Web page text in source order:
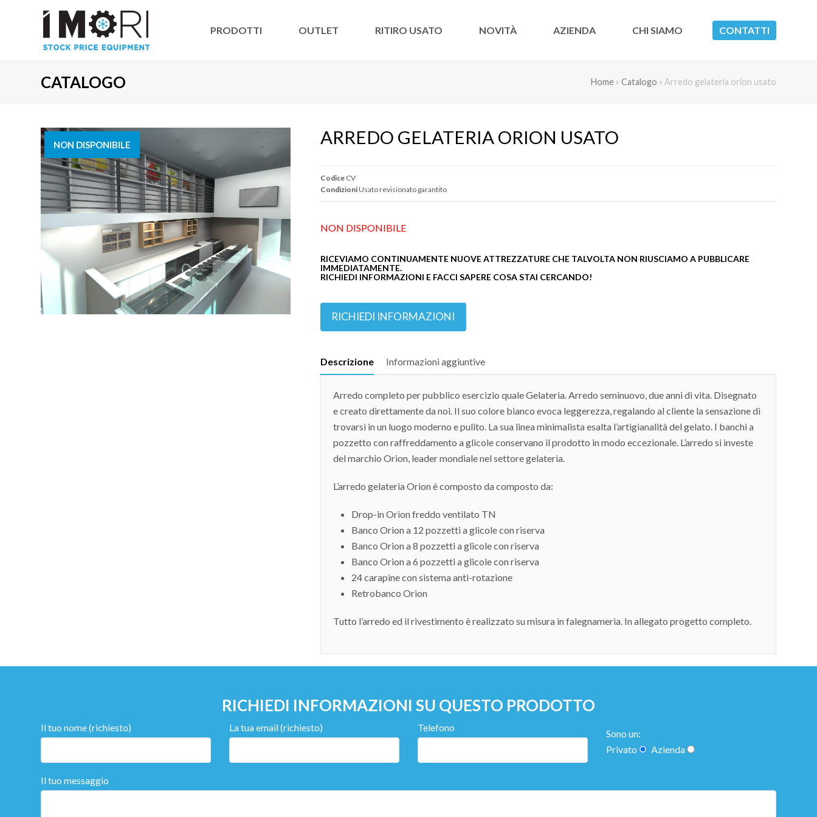
PRODOTTI OUTLET RITIRO USATO NOVITÀ AZIENDA CHI SIAMO CONTATTI
CATALOGO Home» Catalogo » Arredo gelateria orion usato
VENDUTO
NON DISPONIBILE ARREDO GELATERIA ORION USATO
CodiceCV
CondizioniUsato revisionato garantito
NON DISPONIBILE
RICEVIAMO CONTINUAMENTE NUOVE ATTREZZATURE CHE TALVOLTA NON RIUSCIAMO A PUBBLICARE
IMMEDIATAMENTE.
RICHIEDI INFORMAZIONI E FACCI SAPERE COSA STAI CERCANDO!
RICHIEDI INFORMAZIONI
Descrizione Informazioni aggiuntive
Arredo completo per pubblico esercizio quale Gelateria. Arredo seminuovo, due anni di vita. Disegnato
e creato direttamente da noi. Il suo colore bianco evoca leggerezza, regalando al cliente la sensazione di
trovarsi in un luogo moderno e pulito. La sua linea minimalista esalta l’artigianalità del gelato. I banchi a
pozzetto con raffreddamento a glicole conservano il prodotto in modo eccezionale. L’arredo si investe
del marchio Orion, leader mondiale nel settore gelateria.
L’arredo gelateria Orion è composto da composto da:
Drop-in Orion freddo ventilato TN
Banco Orion a 12 pozzetti a glicole con riserva
Banco Orion a 8 pozzetti a glicole con riserva
Banco Orion a 6 pozzetti a glicole con riserva
24 carapine con sistema anti-rotazione
Retrobanco Orion
Tutto l’arredo ed il rivestimento è realizzato su misura in falegnameria. In allegato progetto completo.
RICHIEDI INFORMAZIONI SU QUESTO PRODOTTO
Il tuo nome (richiesto) La tua email (richiesto) Telefono
Sono un:
Privato
Azienda
Il tuo messaggio